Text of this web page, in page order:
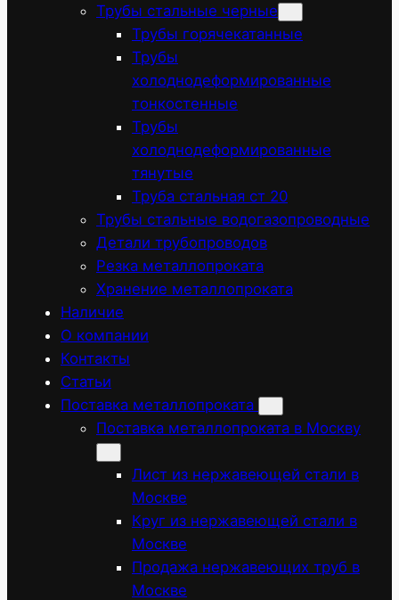
Трубы стальные черные
Трубы горячекатанные
Трубы
холоднодеформированные
тонкостенные
Трубы
холоднодеформированные
тянутые
Труба стальная ст 20
Трубы стальные водогазопроводные
Детали трубопроводов
Резка металлопроката
Хранение металлопроката
Наличие
О компании
Контакты
Статьи
Поставка металлопроката
Поставка металлопроката в Москву
Лист из нержавеющей стали в
Москве
Круг из нержавеющей стали в
Москве
Продажа нержавеющих труб в
Москве